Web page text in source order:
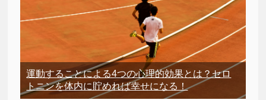
運動することによる4つの心理的効果とは？セロ
トニンを体内に貯めれば幸せになる！